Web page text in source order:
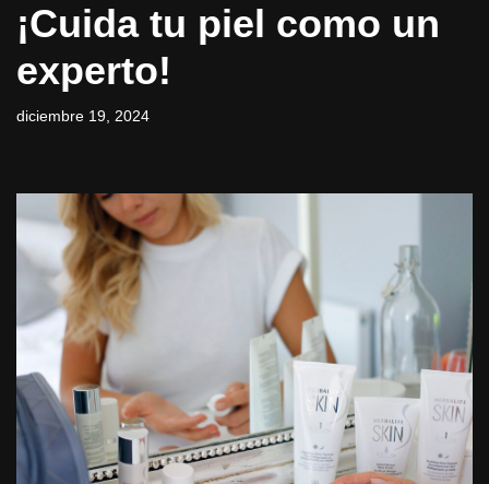
¡Cuida tu piel como un
experto!
diciembre 19, 2024